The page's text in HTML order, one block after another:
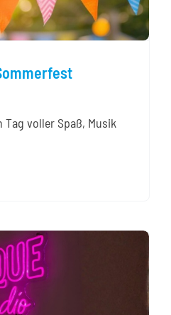
voller Spaß, Musik